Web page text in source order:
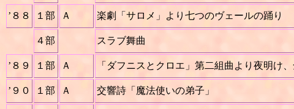
’８８ １部 Ａ 楽劇「サロメ」より七つのヴェールの踊り
４部 スラブ舞曲
’８９ １部 Ａ 「ダフニスとクロエ」第二組曲より夜明け
’９０ １部 Ａ 交響詩「魔法使いの弟子」